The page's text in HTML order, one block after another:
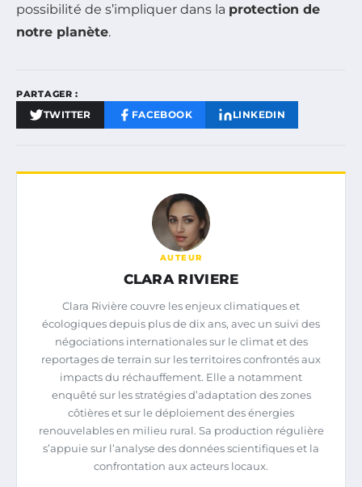
possibilité de s’impliquer dans la protection de
notre planète.
PARTAGER :
TWITTER FACEBOOK LINKEDIN
AUTEUR
CLARA RIVIERE
Clara Rivière couvre les enjeux climatiques et
écologiques depuis plus de dix ans, avec un suivi des
négociations internationales sur le climat et des
reportages de terrain sur les territoires confrontés aux
impacts du réchauffement. Elle a notamment
enquêté sur les stratégies d’adaptation des zones
côtières et sur le déploiement des énergies
renouvelables en milieu rural. Sa production régulière
s’appuie sur l’analyse des données scientifiques et la
confrontation aux acteurs locaux.